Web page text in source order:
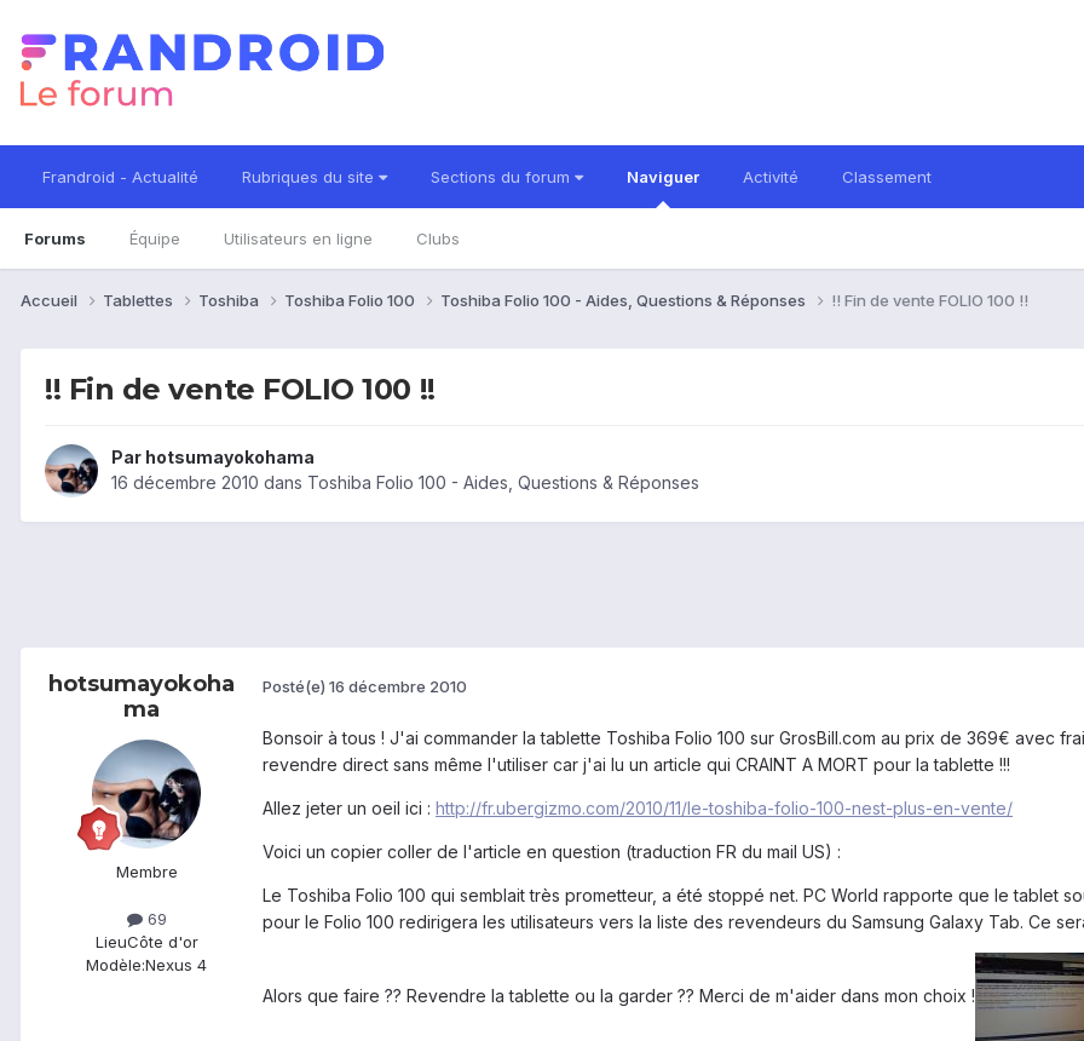
Frandroid - Actualité Rubriques du site Sections du forum Naviguer
Forums Équipe Utilisateurs en ligne Clubs
Activité Classement
Accueil Tablettes Toshiba Toshiba Folio 100 Toshiba Folio 100 - Aides, Questions & Réponses !! Fin de vente FOLIO 100 !!
!! Fin de vente FOLIO 100 !!
Par hotsumayokohama
16 décembre 2010 dans Toshiba Folio 100 - Aides, Questions & Réponses
hotsumayokoha
ma
Membre
69
LieuCôte d'or
Modèle:Nexus 4
Posté(e) 16 décembre 2010
Bonsoir à tous ! J'ai commander la tablette Toshiba Folio 100 sur GrosBill.com au prix de 369€ avec
revendre direct sans même l'utiliser car j'ai lu un article qui CRAINT A MORT pour la tablette !!!
Allez jeter un oeil ici : http://fr.ubergizmo.com/2010/11/le-toshiba-folio-100-nest-plus-en-vente/
Voici un copier coller de l'article en question (traduction FR du mail US) :
Le Toshiba Folio 100 qui semblait très prometteur, a été stoppé net. PC World rapporte que le tablet
pour le Folio 100 redirigera les utilisateurs vers la liste des revendeurs du Samsung Galaxy Tab. Ce
Alors que faire ?? Revendre la tablette ou la garder ?? Merci de m'aider dans mon choix !